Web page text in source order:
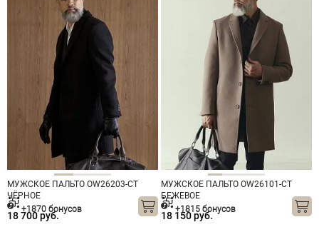
МУЖСКОЕ ПАЛЬТО OW26203-CT
ЧЁРНОЕ
18 700 руб.
+1870 бонусов
МУЖСКОЕ ПАЛЬТО OW26101-CT
БЕЖЕВОЕ
18 150 руб.
+1815 бонусов